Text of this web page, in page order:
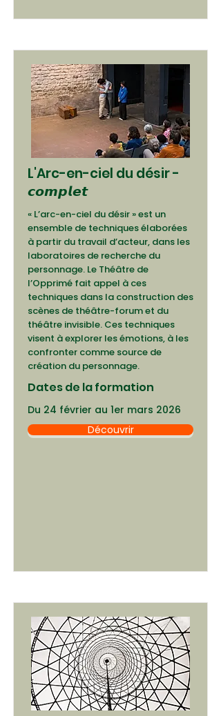
L'Arc-en-ciel du désir -
𝙘𝙤𝙢𝙥𝙡𝙚𝙩
« L’arc-en-ciel du désir » est un
ensemble de techniques élaborées
à partir du travail d’acteur, dans les
laboratoires de recherche du
personnage. Le Théâtre de
l’Opprimé fait appel à ces
techniques dans la construction des
scènes de théâtre-forum et du
théâtre invisible. Ces techniques
visent à explorer les émotions, à les
confronter comme source de
création du personnage.
Dates de la formation
Du 24 février au 1er mars 2026
Découvrir